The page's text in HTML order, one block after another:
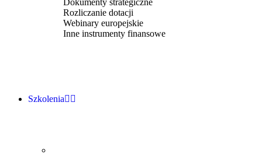
Dokumenty strategiczne
Rozliczanie dotacji
Webinary europejskie
Inne instrumenty finansowe
Szkolenia